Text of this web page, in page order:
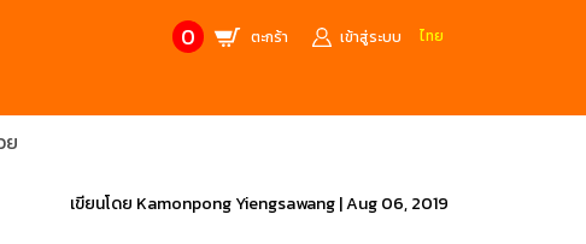
0 ตะกร้า เข้าสู่ระบบ ไทย
Trusco
ย
เขียนโดย Kamonpong Yiengsawang|Aug 06, 2019